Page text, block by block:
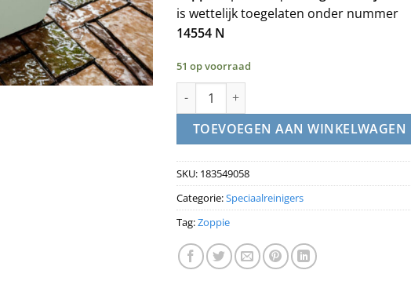
is wettelijk toegelaten onder nummer
14554 N
51 op voorraad
ZOPPIE - Sipro Uniquat -
TOEVOEGEN AAN WINKELWAGEN
SKU: 183549058
Categorie:Speciaalreinigers
Tag:Zoppie